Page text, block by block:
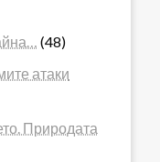
(48)
атаки
Природата